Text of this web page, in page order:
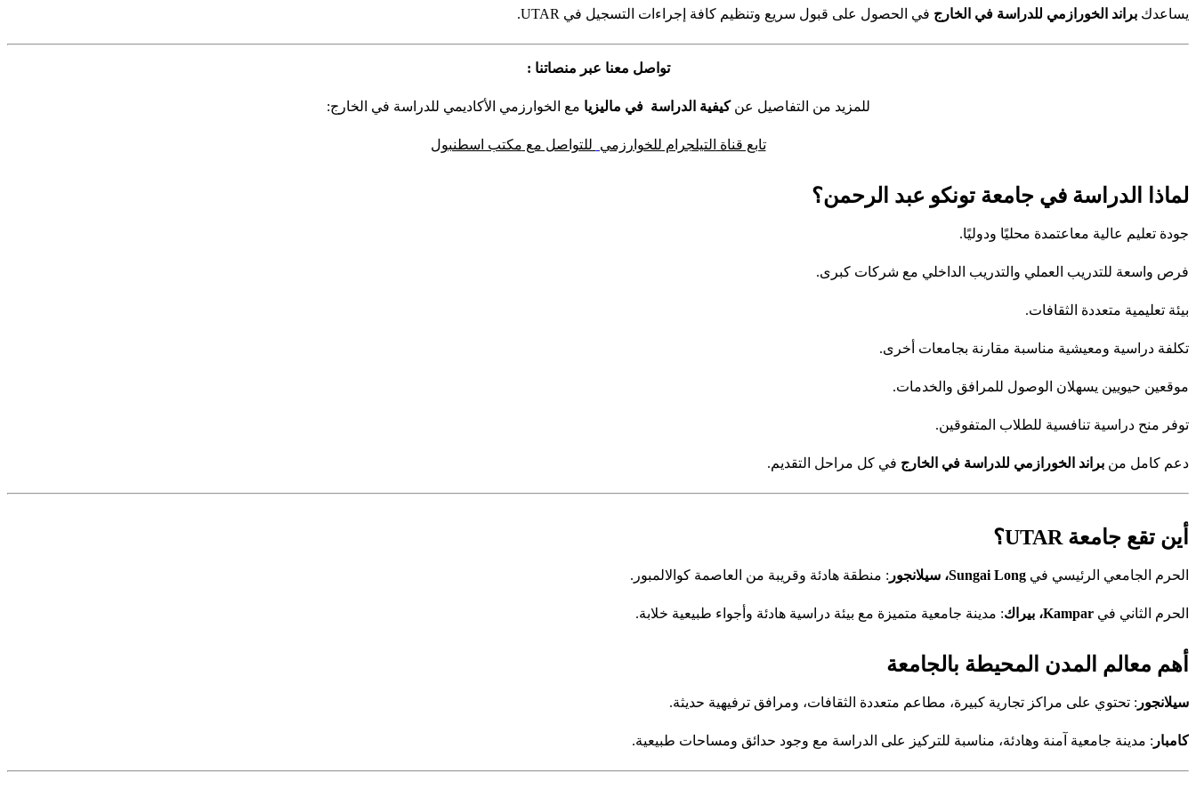
يساعدك براند الخورازمي للدراسة في الخارج في الحصول على قبول سريع وتنظيم كافة إجراءات التسجيل في UTAR.
تواصل معنا عبر منصاتنا :
للمزيد من التفاصيل عنكيفية الدراسة في ماليزيا مع الخوارزمي الأكاديمي للدراسة في الخارج:
تابع قناة التيلجرام للخوارزمي للتواصل مع مكتب اسطنبول
لماذا الدراسة في جامعة تونكو عبد الرحمن؟
جودة تعليم عالية معاعتمدة محليًا ودوليًا.
فرص واسعة للتدريب العملي والتدريب الداخلي مع شركات كبرى.
بيئة تعليمية متعددة الثقافات.
تكلفة دراسية ومعيشية مناسبة مقارنة بجامعات أخرى.
موقعين حيويين يسهلان الوصول للمرافق والخدمات.
توفر منح دراسية تنافسية للطلاب المتفوقين.
دعم كامل من براند الخورازمي للدراسة في الخارج في كل مراحل التقديم.
أين تقع جامعة UTAR؟
الحرم الجامعي الرئيسي في Sungai Long، سيلانجور : منطقة هادئة وقريبة من العاصمة كوالالمبور.
الحرم الثاني في Kampar، بيراك : مدينة جامعية متميزة مع بيئة دراسية هادئة وأجواء طبيعية خلابة.
أهم معالم المدن المحيطة بالجامعة
سيلانجور : تحتوي على مراكز تجارية كبيرة، مطاعم متعددة الثقافات، ومرافق ترفيهية حديثة.
كامبار : مدينة جامعية آمنة وهادئة، مناسبة للتركيز على الدراسة مع وجود حدائق ومساحات طبيعية.